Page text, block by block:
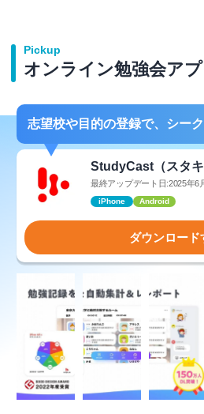
Pickup
オンライン勉強会ア
志望校や目的の登録で、シー
StudyCast（スタキ
最終アップデート日:2025年6
iPhone Android
ダウンロード